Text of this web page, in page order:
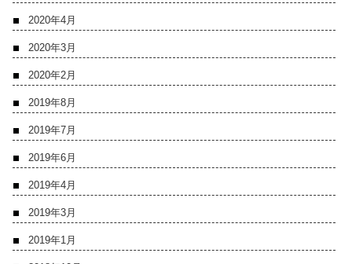
2020年4月
2020年3月
2020年2月
2019年8月
2019年7月
2019年6月
2019年4月
2019年3月
2019年1月